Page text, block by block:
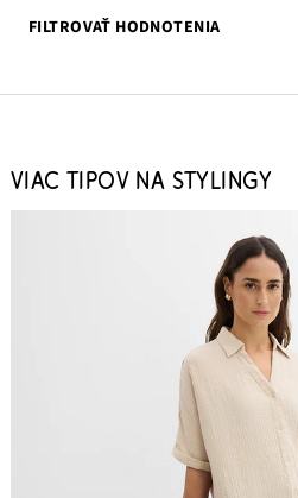
FILTROVAŤ HODNOTENIA
VIAC TIPOV NA STYLINGY